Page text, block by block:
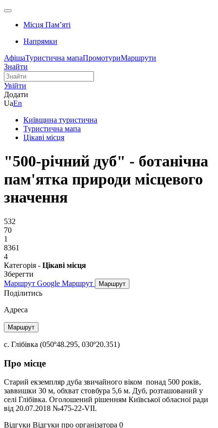
Місця Памʼяті
Напрямки
АфішаТуристична мапаПромотуриМаршрути
Знайти
Увійти
Додати
UaEn
Київщина туристична
Туристична мапа
Цікаві місця
"500-річний дуб" - ботанічна
пам'ятка природи місцевого
значення
532
70
1
8361
4
Категорія - Цікаві місця
Зберегти
Маршрут Google Маршрут Маршрут
Поділитись
Адреса
Маршрут
с. Глібівка (050º48.295, 030º20.351)
Про місце
Старий екземпляр дуба звичайного віком понад 500 років,
заввишки 30 м, обхват стовбура 5,6 м. Дуб, розташований у
селі Глібівка. Оголошений рішенням Київської обласної ради
від 20.07.2018 №475-22-VII.
Відгуки Відгуки про організатора 0